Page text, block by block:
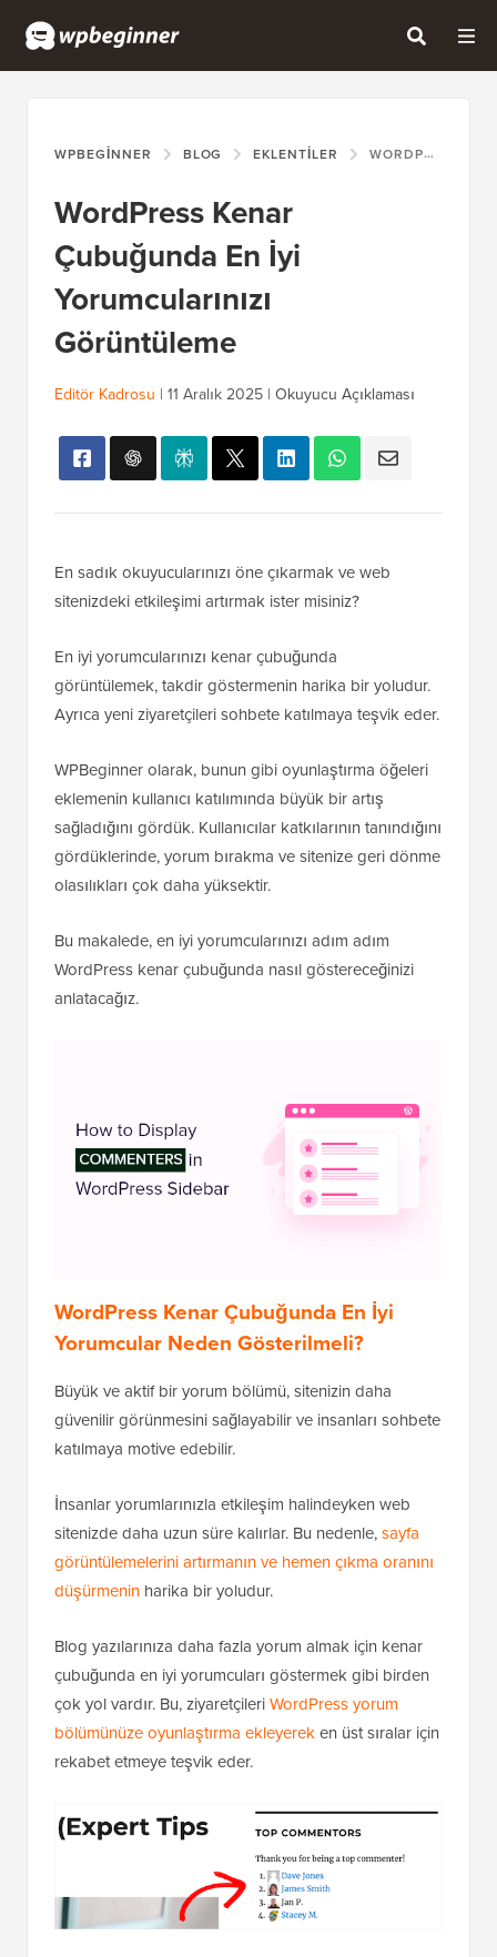
WPBEGINNER BLOG EKLENTILER WORDPRESS KENAR ÇUBUĞUNDA EN İYI YORUMCULARINIZI GÖRÜNTÜLEME
WordPress Kenar
Çubuğunda En İyi
Yorumcularınızı
Görüntüleme
Editör Kadrosu | 11 Aralık 2025 | Okuyucu Açıklaması
En sadık okuyucularınızı öne çıkarmak ve web
sitenizdeki etkileşimi artırmak ister misiniz?
En iyi yorumcularınızı kenar çubuğunda
görüntülemek, takdir göstermenin harika bir yoludur.
Ayrıca yeni ziyaretçileri sohbete katılmaya teşvik eder.
WPBeginner olarak, bunun gibi oyunlaştırma öğeleri
eklemenin kullanıcı katılımında büyük bir artış
sağladığını gördük. Kullanıcılar katkılarının tanındığını
gördüklerinde, yorum bırakma ve sitenize geri dönme
olasılıkları çok daha yüksektir.
Bu makalede, en iyi yorumcularınızı adım adım
WordPress kenar çubuğunda nasıl göstereceğinizi
anlatacağız.
WordPress Kenar Çubuğunda En İyi
Yorumcular Neden Gösterilmeli?
Büyük ve aktif bir yorum bölümü, sitenizin daha
güvenilir görünmesini sağlayabilir ve insanları sohbete
katılmaya motive edebilir.
İnsanlar yorumlarınızla etkileşim halindeyken web
sitenizde daha uzun süre kalırlar. Bu nedenle,sayfa
görüntülemelerini artırmanın ve hemen çıkma oranını
düşürmenin harika bir yoludur.
Blog yazılarınıza daha fazla yorum almak için kenar
çubuğunda en iyi yorumcuları göstermek gibi birden
çok yol vardır. Bu, ziyaretçileriWordPress yorum
bölümünüze oyunlaştırma ekleyereken üst sıralar için
rekabet etmeye teşvik eder.